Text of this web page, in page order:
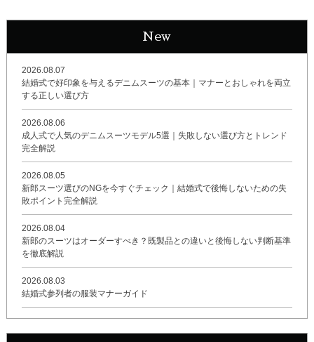
New
2026.08.07
結婚式で好印象を与えるデニムスーツの基本｜マナーとおしゃれを両立
する正しい選び方
2026.08.06
成人式で人気のデニムスーツモデル5選｜失敗しない選び方とトレンド
完全解説
2026.08.05
新郎スーツ選びのNGを今すぐチェック｜結婚式で後悔しないための失
敗ポイント完全解説
2026.08.04
新郎のスーツはオーダーすべき？既製品との違いと後悔しない判断基準
を徹底解説
2026.08.03
結婚式参列者の服装マナーガイド